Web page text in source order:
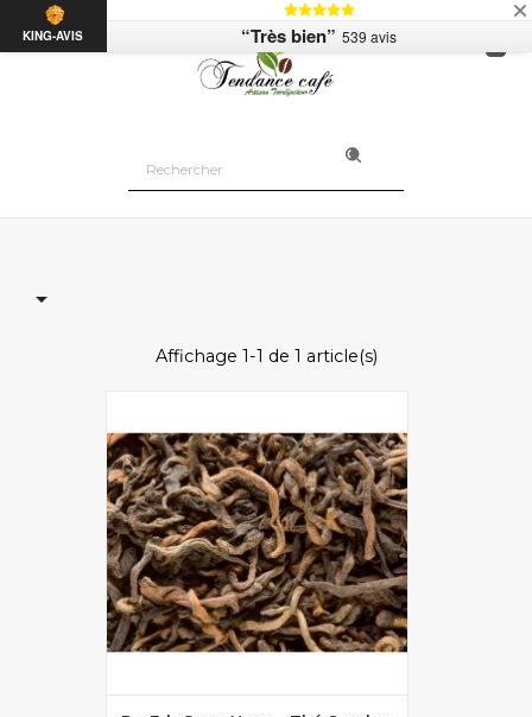


Affichage 1-1 de 1 article(s)
KING-AVIS “Très bien” 539 avis